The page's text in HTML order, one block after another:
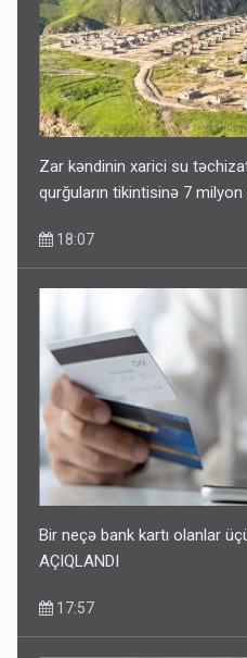
Zar kəndinin xarici su
qurğuların tikintisinə 7
18:07
Bir neçə bank kartı olanlar
AÇIQLANDI
17:57